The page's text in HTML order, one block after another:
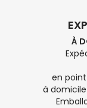
À
en
à